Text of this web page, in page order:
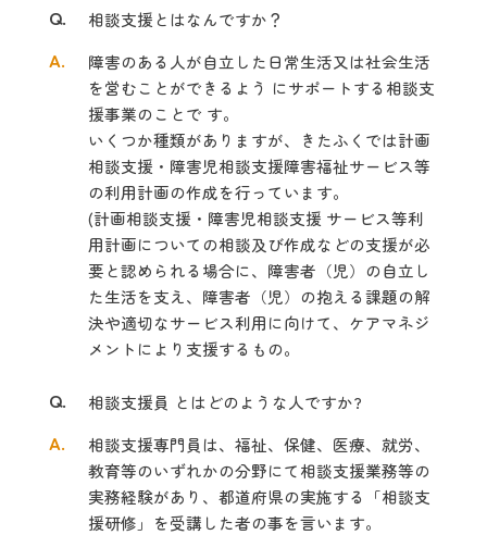
Q. 相談支援とはなんですか？
A.
障害のある人が自立した日常生活又は社会生活
を営むことができるよう にサポートする相談支
援事業のことで す。
いくつか種類がありますが、きたふくでは計画
相談支援・障害児相談支援障害福祉サービス等
の利用計画の作成を行っています。
(計画相談支援・障害児相談支援 サービス等利
用計画についての相談及び作成などの支援が必
要と認められる場合に、障害者（児）の自立し
た生活を支え、 障害者（児）の抱える課題の解
決や適切なサービス利用に向けて、 ケアマネジ
メントにより支援するもの。
Q. 相談支援員 とはどのような人ですか?
A.
相談支援専門員は、福祉、保健、医療、就労、
教育等のいずれかの分野にて相談支援業務等の
実務経験があり、都道府県の実施する「相談支
援研修」を受講した者の事を言います。